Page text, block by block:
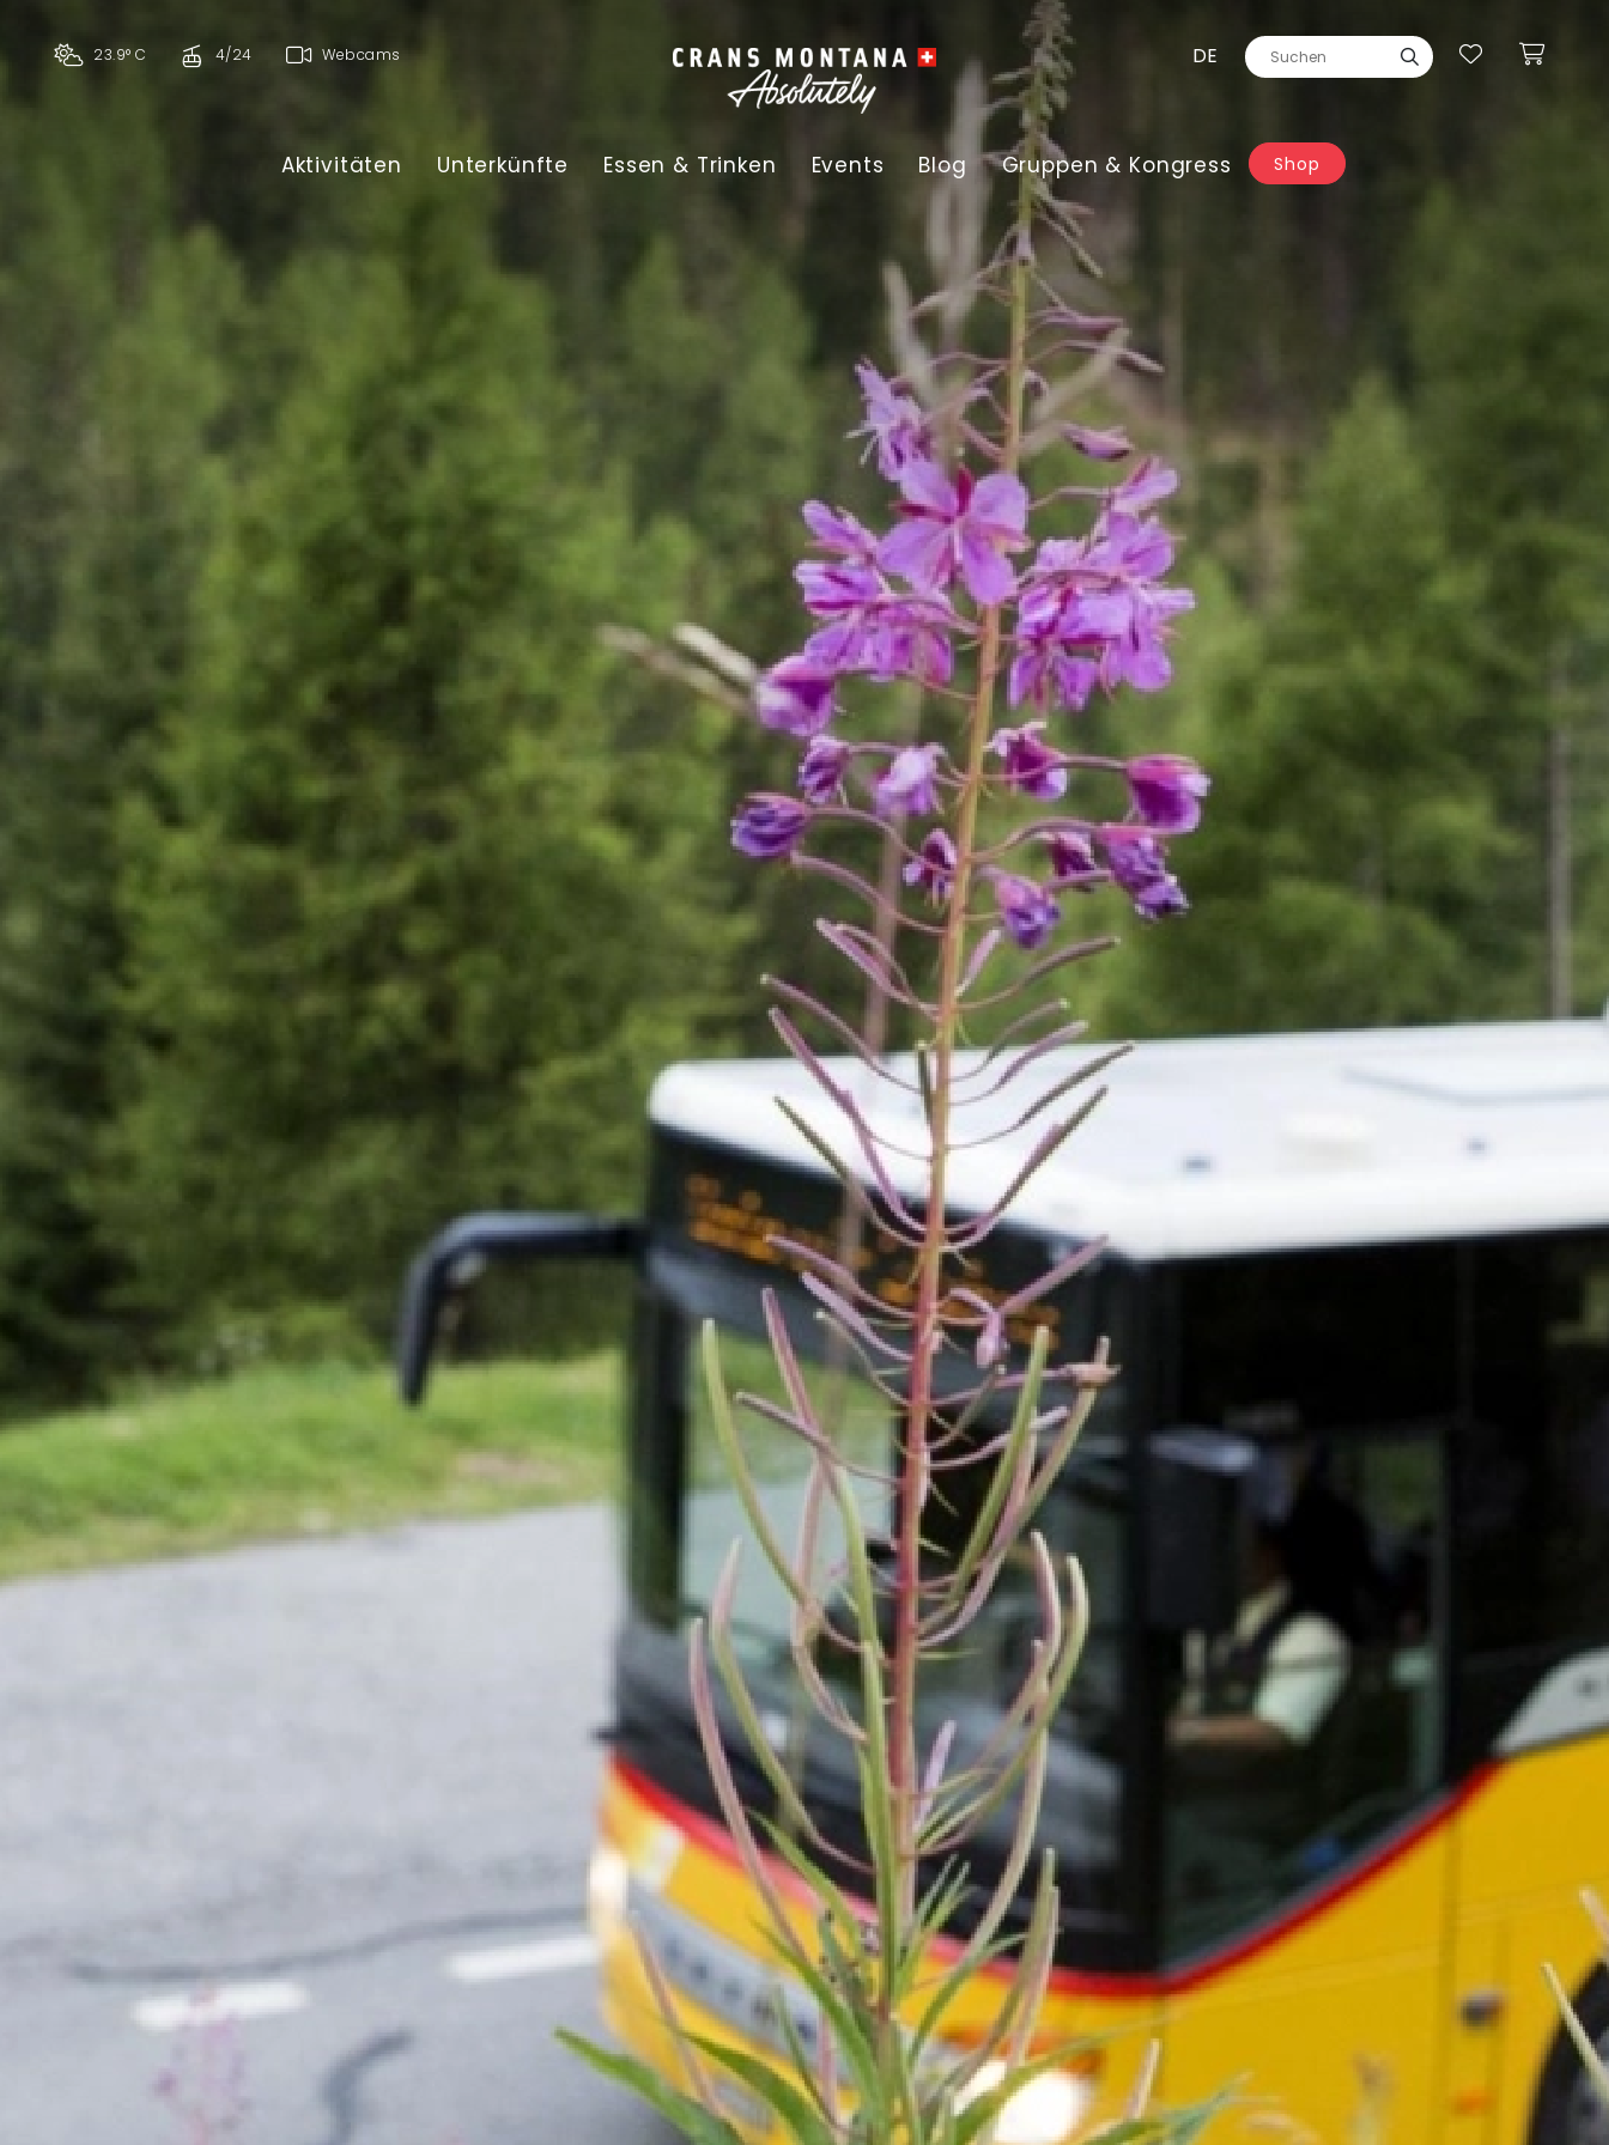
23.9° C 4/24 Webcams DE
Aktivitäten Unterkünfte Essen & Trinken Events Blog Gruppen & Kongress Shop